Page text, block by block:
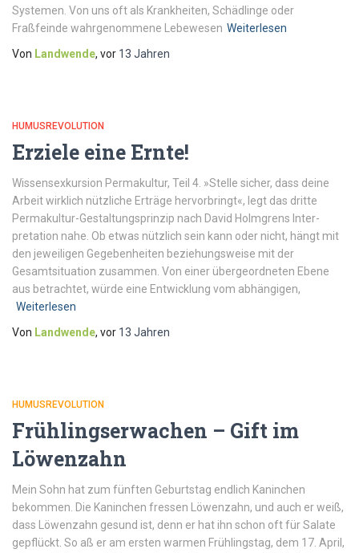
Systemen. Von uns oft als Krankheiten, Schädlinge oder
Fraßfeinde wahrgenommene Lebewesen Weiterlesen
Von Landwende, vor 13 Jahren
HUMUSREVOLUTION
Erziele eine Ernte!
Wissensexkursion Permakultur, Teil 4. »Stelle sicher, dass deine
Arbeit wirklich nützliche Erträge hervorbringt«, legt das dritte
Permakultur-Gestaltungs­prinzip nach David Holmgrens Inter­
pretation nahe. Ob etwas nützlich sein kann oder nicht, hängt mit
den jeweiligen Gegebenheiten beziehungsweise mit der
Gesamtsituation zusammen. Von einer übergeordneten Ebene
aus betrachtet, würde eine Entwicklung vom abhängigen,
Weiterlesen
Von Landwende, vor 13 Jahren
HUMUSREVOLUTION
Frühlingserwachen – Gift im
Löwenzahn
Mein Sohn hat zum fünften Geburtstag endlich Kaninchen
bekommen. Die Kaninchen fressen Löwenzahn, und auch er weiß,
dass Löwenzahn gesund ist, denn er hat ihn schon oft für Salate
gepflückt. So aß er am ersten warmen Frühlingstag, dem 17. April,